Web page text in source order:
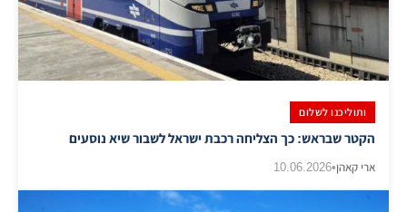
ותוליכנו לשלום
הקטר שבראש: כך הצליחה רכבת ישראל לשבור שיא נוסעים
ארי קאהן•
10.06.2026